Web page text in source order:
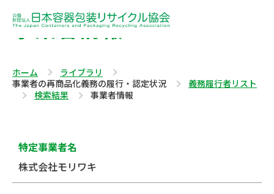
事業者情報
ホーム
ライブラリ
事業者の再商品化義務の履行・認定状況
義務履行者リスト
検索結果
事業者情報
特定事業者名
株式会社モリワキ